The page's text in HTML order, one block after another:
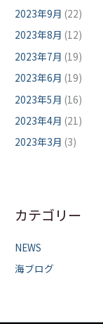
2023年9月 (22)
2023年8月 (12)
2023年7月 (19)
2023年6月 (19)
2023年5月 (16)
2023年4月 (21)
2023年3月 (3)
カテゴリー
NEWS
海ブログ